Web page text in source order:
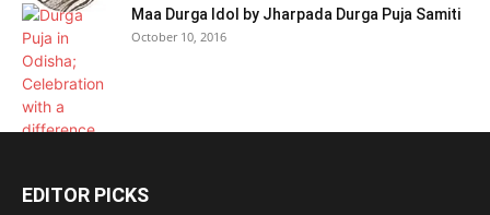
Maa Durga Idol by Jharpada Durga Puja Samiti
October 10, 2016
EDITOR PICKS